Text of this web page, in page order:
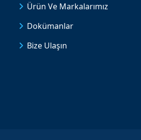
Ürün Ve Markalarımız
Dokümanlar
Bize Ulaşın